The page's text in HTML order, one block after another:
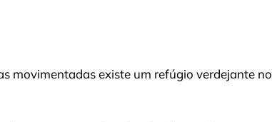
movimentadas existe um refúgio verdejante no